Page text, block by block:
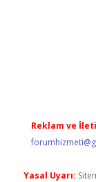
Reklam ve
Yasal Uyarı: